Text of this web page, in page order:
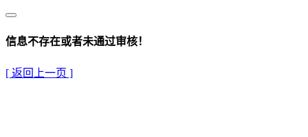
信息不存在或者未通过审核！
[ 返回上一页 ]